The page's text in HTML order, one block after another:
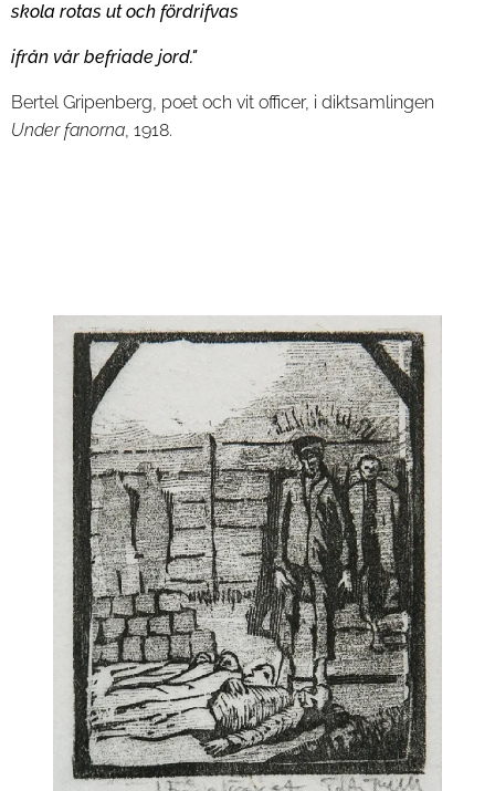
skola rotas ut och fördrifvas
ifrån vår befriade jord."
Bertel Gripenberg, poet och vit officer, i diktsamlingen
Under fanorna, 1918.